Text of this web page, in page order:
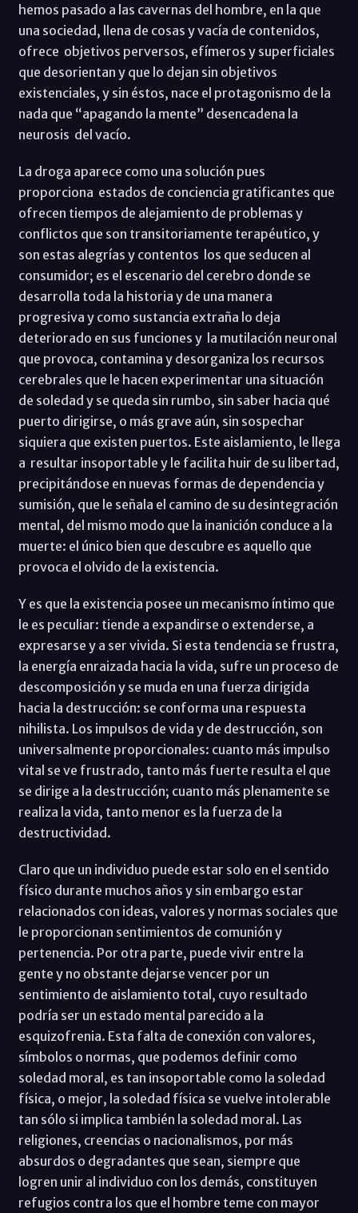
hemos pasado a las cavernas del hombre, en la que
una sociedad, llena de cosas y vacía de contenidos,
ofrece objetivos perversos, efímeros y superficiales
que desorientan y que lo dejan sin objetivos
existenciales, y sin éstos, nace el protagonismo de la
nada que “apagando la mente” desencadena la
neurosis del vacío.
La droga aparece como una solución pues
proporciona estados de conciencia gratificantes que
ofrecen tiempos de alejamiento de problemas y
conflictos que son transitoriamente terapéutico, y
son estas alegrías y contentos los que seducen al
consumidor; es el escenario del cerebro donde se
desarrolla toda la historia y de una manera
progresiva y como sustancia extraña lo deja
deteriorado en sus funciones y la mutilación neuronal
que provoca, contamina y desorganiza los recursos
cerebrales que le hacen experimentar una situación
de soledad y se queda sin rumbo, sin saber hacia qué
puerto dirigirse, o más grave aún, sin sospechar
siquiera que existen puertos. Este aislamiento, le llega
a resultar insoportable y le facilita huir de su libertad,
precipitándose en nuevas formas de dependencia y
sumisión, que le señala el camino de su desintegración
mental, del mismo modo que la inanición conduce a la
muerte: el único bien que descubre es aquello que
provoca el olvido de la existencia.
Y es que la existencia posee un mecanismo íntimo que
le es peculiar: tiende a expandirse o extenderse, a
expresarse y a ser vivida. Si esta tendencia se frustra,
la energía enraizada hacia la vida, sufre un proceso de
descomposición y se muda en una fuerza dirigida
hacia la destrucción: se conforma una respuesta
nihilista. Los impulsos de vida y de destrucción, son
universalmente proporcionales: cuanto más impulso
vital se ve frustrado, tanto más fuerte resulta el que
se dirige a la destrucción; cuanto más plenamente se
realiza la vida, tanto menor es la fuerza de la
destructividad.
Claro que un individuo puede estar solo en el sentido
físico durante muchos años y sin embargo estar
relacionados con ideas, valores y normas sociales que
le proporcionan sentimientos de comunión y
pertenencia. Por otra parte, puede vivir entre la
gente y no obstante dejarse vencer por un
sentimiento de aislamiento total, cuyo resultado
podría ser un estado mental parecido a la
esquizofrenia. Esta falta de conexión con valores,
símbolos o normas, que podemos definir como
soledad moral, es tan insoportable como la soledad
física, o mejor, la soledad física se vuelve intolerable
tan sólo si implica también la soledad moral. Las
religiones, creencias o nacionalismos, por más
absurdos o degradantes que sean, siempre que
logren unir al individuo con los demás, constituyen
refugios contra los que el hombre teme con mayor